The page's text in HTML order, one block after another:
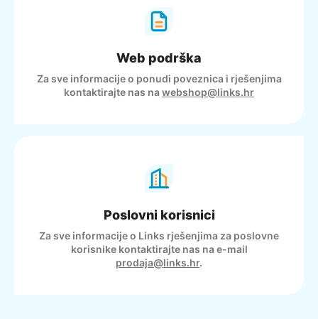
Web podrška
Za sve informacije o ponudi poveznica i rješenjima
kontaktirajte nas na webshop@links.hr
Poslovni korisnici
Za sve informacije o Links rješenjima za poslovne
korisnike kontaktirajte nas na e-mail
prodaja@links.hr.